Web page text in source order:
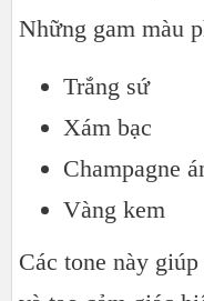
Những gam màu
Trắng sứ
Xám bạc
Champagne
Vàng kem
Các tone này